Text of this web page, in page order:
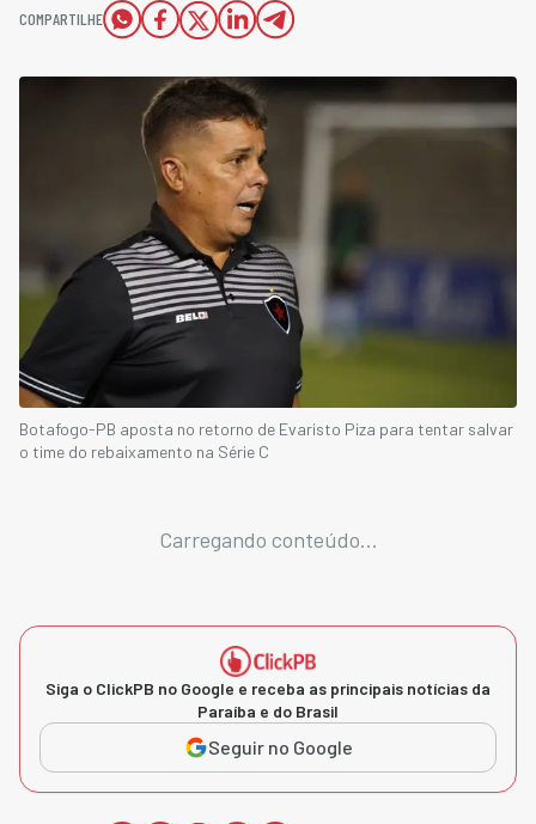
COMPARTILHE
Botafogo-PB aposta no retorno de Evaristo Piza para tentar salvar
o time do rebaixamento na Série C
Carregando conteúdo...
Siga o ClickPB no Google e receba as principais notícias da
Paraíba e do Brasil
Seguir no Google